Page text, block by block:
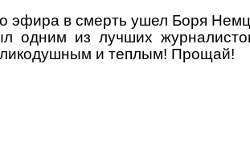
эфира в смерть ушел Боря
одним из лучших
и теплым! Прощай!